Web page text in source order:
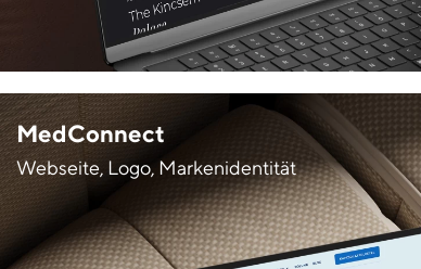
MedConnect
Webseite, Logo, Markenidentität